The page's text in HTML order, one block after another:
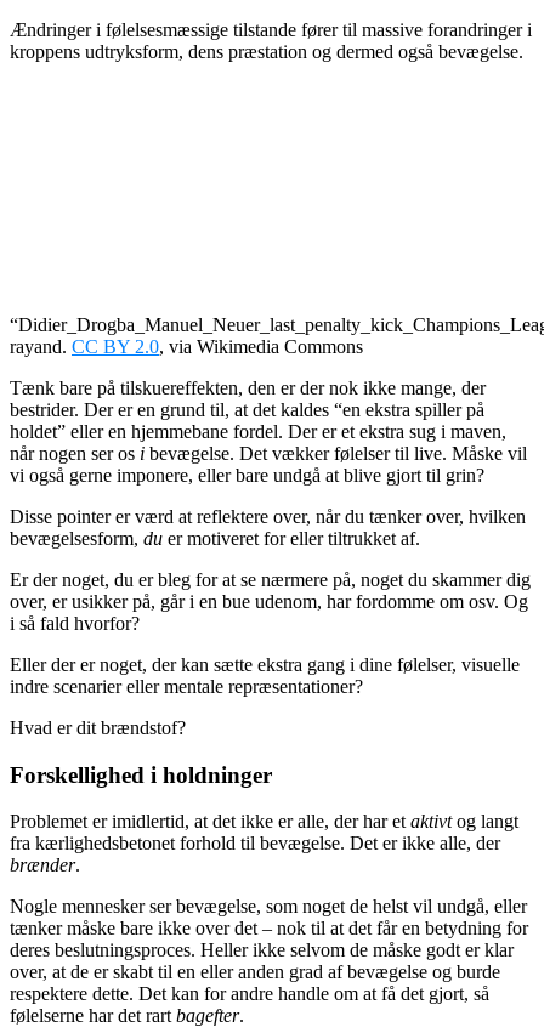
Ændringer i følelsesmæssige tilstande fører til massive forandringer i
kroppens udtryksform, dens præstation og dermed også bevægelse.
rayand. CC BY 2.0, via Wikimedia Commons
Tænk bare på tilskuereffekten, den er der nok ikke mange, der
bestrider. Der er en grund til, at det kaldes “en ekstra spiller på
holdet” eller en hjemmebane fordel. Der er et ekstra sug i maven,
når nogen ser os i bevægelse. Det vækker følelser til live. Måske vil
vi også gerne imponere, eller bare undgå at blive gjort til grin?
Disse pointer er værd at reflektere over, når du tænker over, hvilken
bevægelsesform, du er motiveret for eller tiltrukket af.
Er der noget, du er bleg for at se nærmere på, noget du skammer dig
over, er usikker på, går i en bue udenom, har fordomme om osv. Og
i så fald hvorfor?
Eller der er noget, der kan sætte ekstra gang i dine følelser, visuelle
indre scenarier eller mentale repræsentationer?
Hvad er dit brændstof?
Forskellighed i holdninger
Problemet er imidlertid, at det ikke er alle, der har et aktivtog langt
fra kærlighedsbetonet forhold til bevægelse. Det er ikke alle, der
brænder.
Nogle mennesker ser bevægelse, som noget de helst vil undgå, eller
tænker måske bare ikke over det – nok til at det får en betydning for
deres beslutningsproces. Heller ikke selvom de måske godt er klar
over, at de er skabt til en eller anden grad af bevægelse og burde
respektere dette. Det kan for andre handle om at få det gjort, så
følelserne har det rart bagefter.